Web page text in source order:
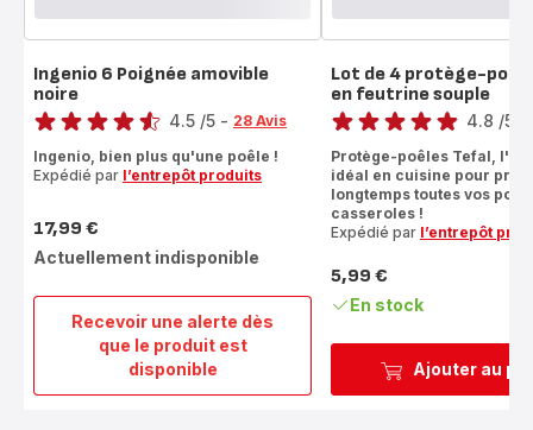
Recevoir une alerte dès
que le produit est
disponible
Ingenio
6
Ingenio 6 Poignée amovible
noire
Note
4.5 /5 - 28 Avis
Ingenio, bien plus qu'une poêle !
Expédié par l’entrepôt produits
Prix
17,99 €
Actuellement indisponible
Ajouter au
Lot de 4 protège-
en feutrine souple
Note
4.8 /5
Protège-poêles Tefal,
idéal en cuisine pour
longtemps toutes vos
casseroles !
Expédié par l’entrepôt
Prix
5,99 €
En stock